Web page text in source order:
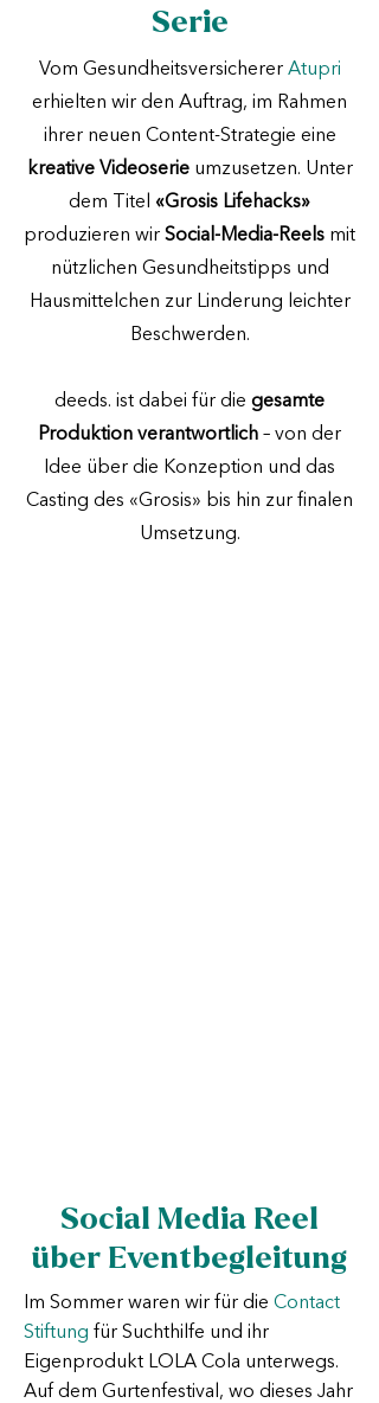
Serie
Vom Gesundheitsversicherer Atupri
erhielten wir den Auftrag, im Rahmen
ihrer neuen Content-Strategie eine
kreative Videoserieumzusetzen. Unter
dem Titel
«Grosis Lifehacks»
produzieren wir Social-Media-Reels mit
nützlichen Gesundheitstipps und
Hausmittelchen zur Linderung leichter
Beschwerden.
deeds. ist dabei für die gesamte
Produktion verantwortlich – von der
Idee über die Konzeption und das
Casting des «Grosis» bis hin zur finalen
Umsetzung.
Social Media Reel
über Eventbegleitung
Im Sommer waren wir für die Contact
Stiftung für Suchthilfe und ihr
Eigenprodukt LOLA Cola unterwegs.
Auf dem Gurtenfestival, wo dieses Jahr